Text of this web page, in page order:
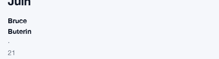
Bruce
Buterin
·
21